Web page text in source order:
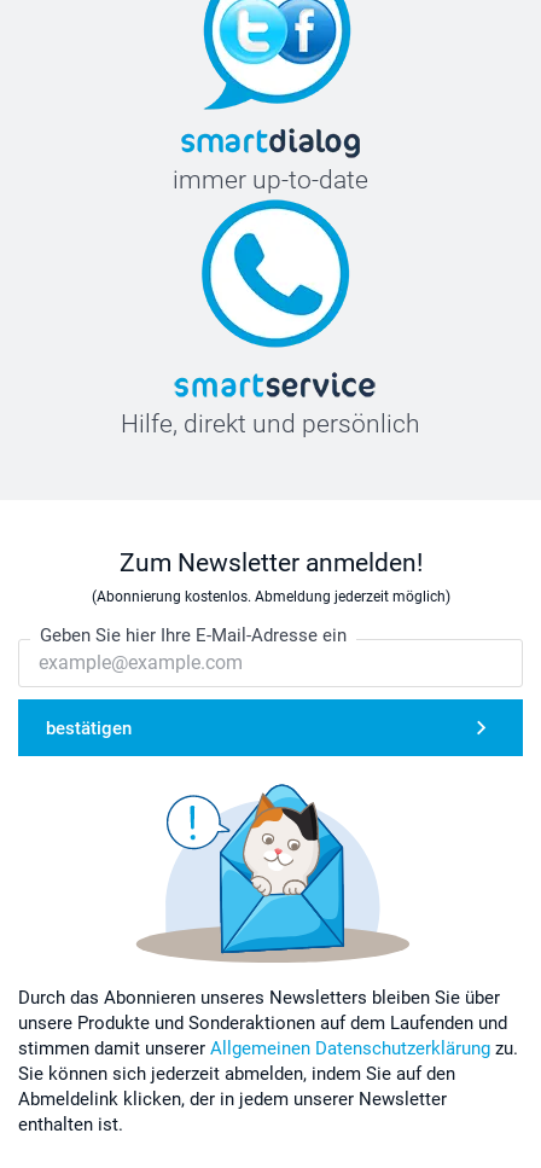
58,5 cm
19,5 cm
XXL
77,2 cm
61,5 cm
immer up-to-date
Hilfe, direkt und persönlich
Zum Newsletter anmelden!
(Abonnierung kostenlos. Abmeldung jederzeit möglich)
Geben Sie hier Ihre E-Mail-Adresse ein
bestätigen
Durch das Abonnieren unseres Newsletters bleiben Sie über
unsere Produkte und Sonderaktionen auf dem Laufenden und
stimmen damit unserer Allgemeinen Datenschutzerklärung zu.
Sie können sich jederzeit abmelden, indem Sie auf den
Abmeldelink klicken, der in jedem unserer Newsletter
enthalten ist.